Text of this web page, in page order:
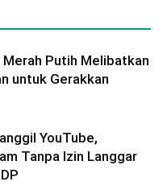
Merah Putih Melibatkan
untuk Gerakkan
YouTube,
Tanpa Izin Langgar